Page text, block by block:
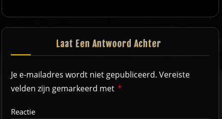
Laat Een Antwoord Achter
Je e-mailadres wordt niet gepubliceerd. Vereiste
velden zijn gemarkeerd met *
Reactie